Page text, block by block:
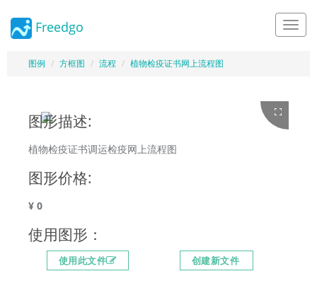
Freedgo
图例 方框图 流程 植物检疫证书网上流程图
图形描述:
植物检疫证书调运检疫网上流程图
图形价格:
¥ 0
使用图形：
使用此文件 创建新文件